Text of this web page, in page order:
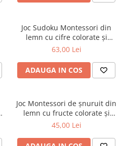
Joc Sudoku Montessori din
lemn cu cifre colorate și
carduri de provocare
63,00 Lei
ADAUGA IN COS
Joc Montessori de șnuruit din
lemn cu fructe colorate și
omidă
45,00 Lei